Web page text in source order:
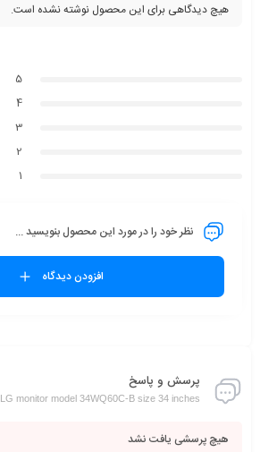
هیچ دیدگاهی برای این محصول نوشته نشده است.
5
4
3
2
1
نظر خود را در مورد این محصول بنویسید ...
افزودن دیدگاه
پرسش و پاسخ
LG monitor model 34WQ60C-B size 34 inches
هیچ پرسشی یافت نشد